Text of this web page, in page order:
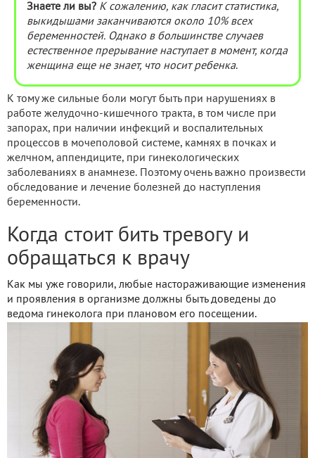
Знаете ли вы? К сожалению, как гласит статистика,
выкидышами заканчиваются около 10% всех
беременностей. Однако в большинстве случаев
естественное прерывание наступает в момент, когда
женщина еще не знает, что носит ребенка.
К тому же сильные боли могут быть при нарушениях в
работе желудочно-кишечного тракта, в том числе при
запорах, при наличии инфекций и воспалительных
процессов в мочеполовой системе, камнях в почках и
желчном, аппендиците, при гинекологических
заболеваниях в анамнезе. Поэтому очень важно произвести
обследование и лечение болезней до наступления
беременности.
Когда стоит бить тревогу и
обращаться к врачу
Как мы уже говорили, любые настораживающие изменения
и проявления в организме должны быть доведены до
ведома гинеколога при плановом его посещении.